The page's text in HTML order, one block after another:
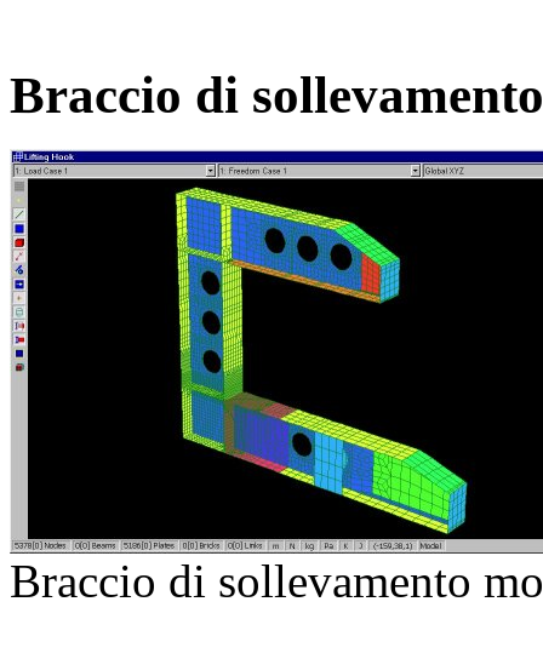
Braccio di sollevamento
Braccio di sollevamento